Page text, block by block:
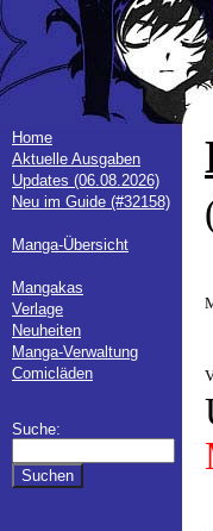
Home
Aktuelle Ausgaben
Updates (06.08.2026)
Neu im Guide (#32158)
Manga-Übersicht
Mangakas
Verlage
Neuheiten
Manga-Verwaltung
Comicläden
Suche: